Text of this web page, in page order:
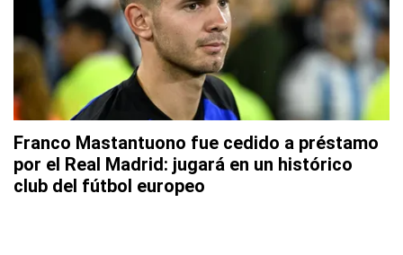
Franco Mastantuono fue cedido a préstamo
por el Real Madrid: jugará en un histórico
club del fútbol europeo